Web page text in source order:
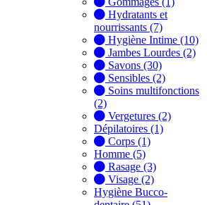
Hydratants et
nourrissants (7)
Hygiène Intime (10)
Jambes Lourdes (2)
Savons (30)
Sensibles (2)
Soins multifonctions
(2)
Vergetures (2)
Dépilatoires (1)
Corps (1)
Homme (5)
Rasage (3)
Visage (2)
Hygiène Bucco-